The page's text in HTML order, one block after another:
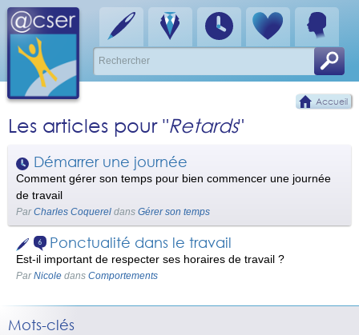
Accueil
Les articles pour "Retards"
Démarrer une journée
Comment gérer son temps pour bien commencer une journée
de travail
ParCharles Coquerel dans Gérer son temps
6 Ponctualité dans le travail
Est-il important de respecter ses horaires de travail ?
ParNicole dans Comportements
Mots-clés